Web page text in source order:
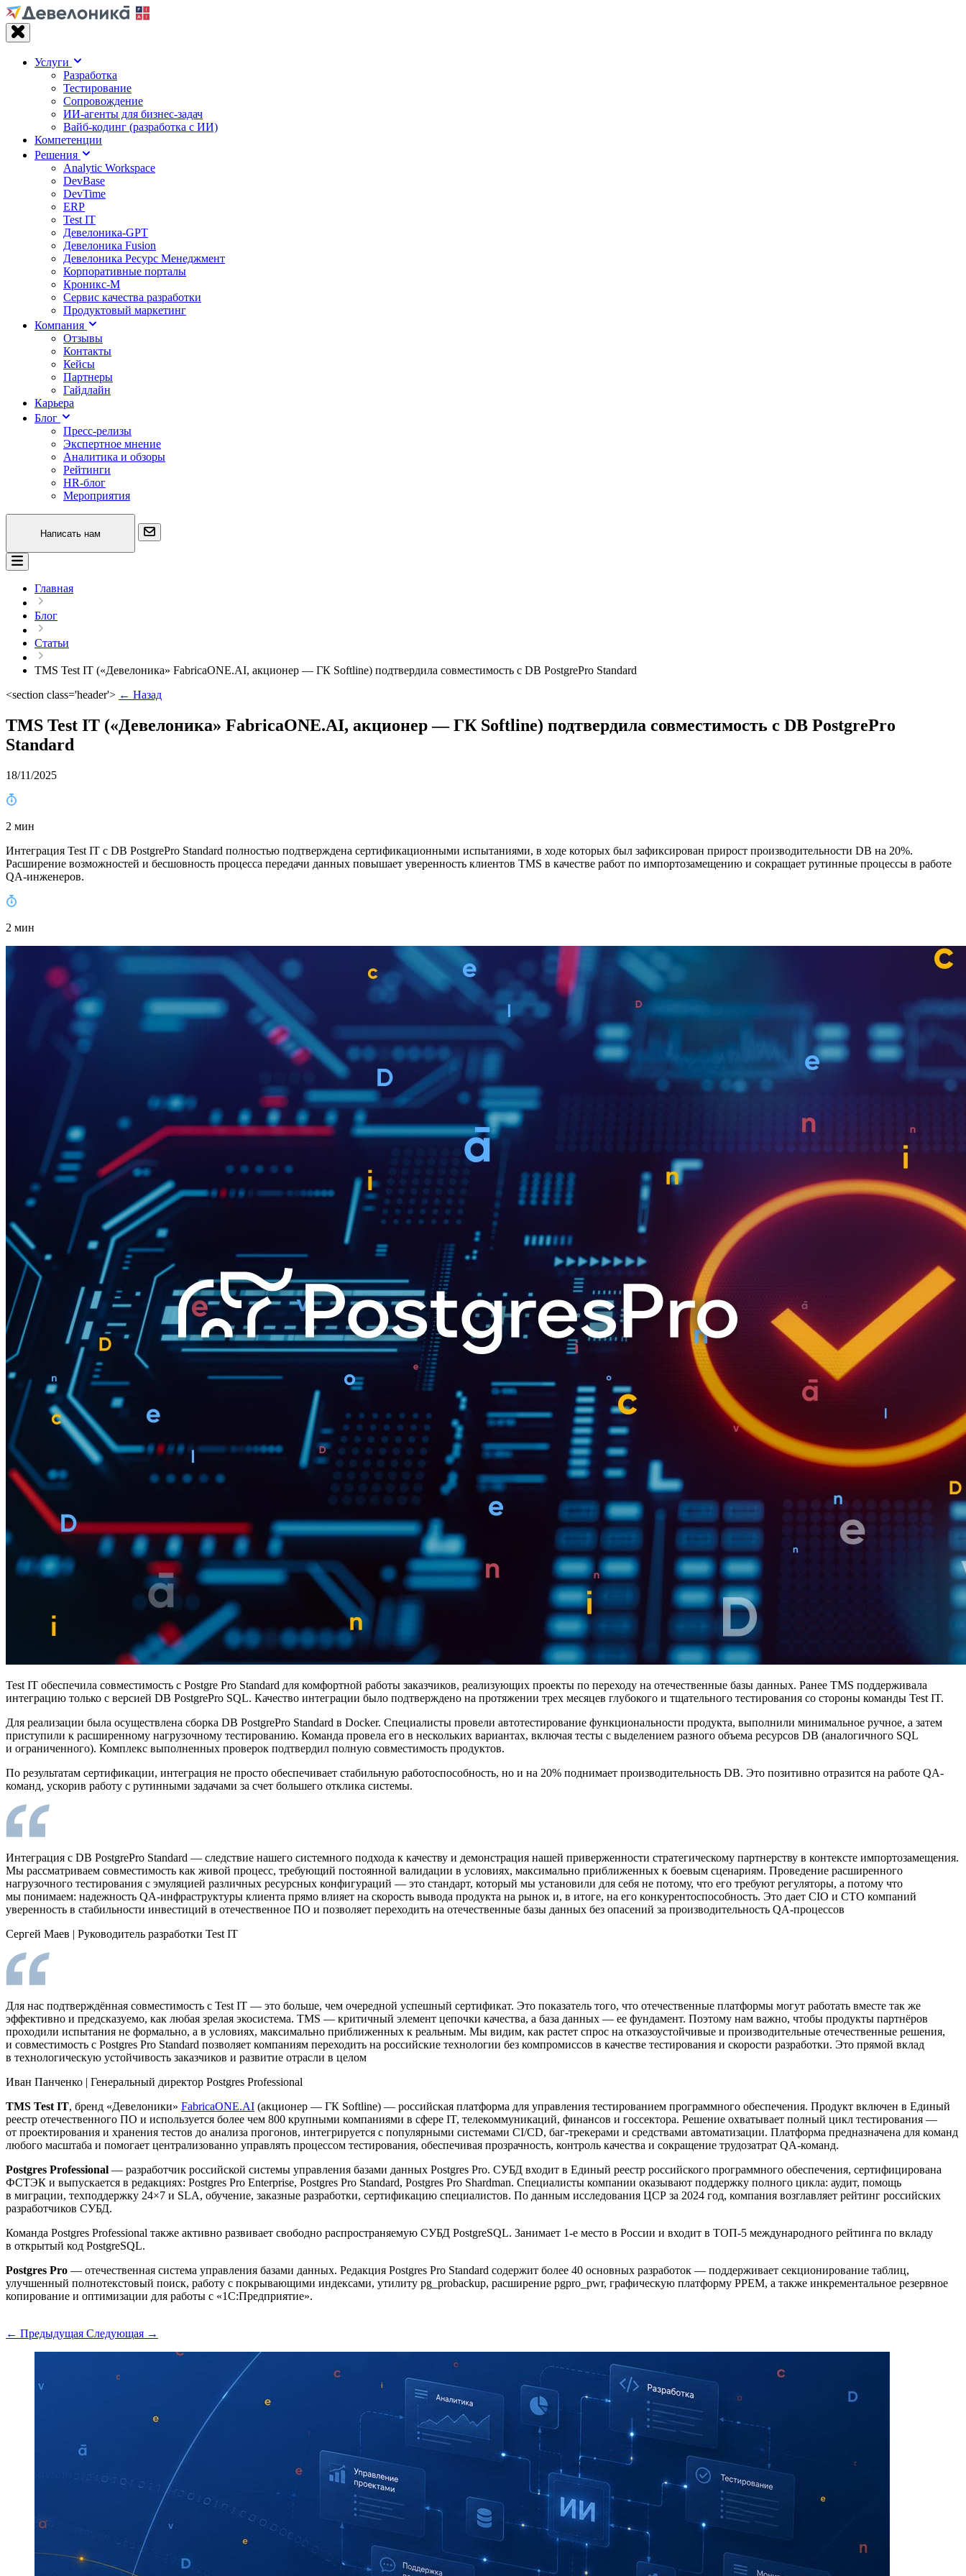
Услуги
Разработка
Тестирование
Сопровождение
ИИ-агенты для бизнес-задач
Вайб‑кодинг (разработка с ИИ)
Компетенции
Решения
Analytic Workspace
DevBase
DevTime
ERP
Test IT
Девелоника-GPT
Девелоника Fusion
Девелоника Ресурс Менеджмент
Корпоративные порталы
Кроникс-М
Сервис качества разработки
Продуктовый маркетинг
Компания
Отзывы
Контакты
Кейсы
Партнеры
Гайдлайн
Карьера
Блог
Пресс-релизы
Экспертное мнение
Аналитика и обзоры
Рейтинги
HR-блог
Мероприятия
Написать нам
Главная
Блог
Статьи
TMS Test IT («Девелоника» FabricaONE.AI, акционер — ГК Softline) подтвердила совместимость с DB PostgrePro Standard
<section class='header'> ← Назад
TMS Test IT («Девелоника» FabricaONE.AI, акционер — ГК Softline) подтвердила совместимость с DB PostgrePro
Standard
18/11/2025
2 мин
Интеграция Test IT с DB PostgrePro Standard полностью подтверждена сертификационными испытаниями, в ходе которых был зафиксирован прирост производительности DB на 20%.
Расширение возможностей и бесшовность процесса передачи данных повышает уверенность клиентов TMS в качестве работ по импортозамещению и сокращает рутинные процессы в работе
QA-инженеров.
2 мин
Test IT обеспечила совместимость с Postgre Pro Standard для комфортной работы заказчиков, реализующих проекты по переходу на отечественные базы данных. Ранее TMS поддерживала
интеграцию только с версией DB PostgrePro SQL. Качество интеграции было подтверждено на протяжении трех месяцев глубокого и тщательного тестирования со стороны команды Test IT.
Для реализации была осуществлена сборка DB PostgrePro Standard в Docker. Специалисты провели автотестирование функциональности продукта, выполнили минимальное ручное, а затем
приступили к расширенному нагрузочному тестированию. Команда провела его в нескольких вариантах, включая тесты с выделением разного объема ресурсов DB (аналогичного SQL
и ограниченного). Комплекс выполненных проверок подтвердил полную совместимость продуктов.
По результатам сертификации, интеграция не просто обеспечивает стабильную работоспособность, но и на 20% поднимает производительность DB. Это позитивно отразится на работе QA-
команд, ускорив работу с рутинными задачами за счет большего отклика системы.
Интеграция с DB PostgrePro Standard — следствие нашего системного подхода к качеству и демонстрация нашей приверженности стратегическому партнерству в контексте импортозамещения.
Мы рассматриваем совместимость как живой процесс, требующий постоянной валидации в условиях, максимально приближенных к боевым сценариям. Проведение расширенного
нагрузочного тестирования с эмуляцией различных ресурсных конфигураций — это стандарт, который мы установили для себя не потому, что его требуют регуляторы, а потому что
мы понимаем: надежность QA-инфраструктуры клиента прямо влияет на скорость вывода продукта на рынок и, в итоге, на его конкурентоспособность. Это дает CIO и CTO компаний
уверенность в стабильности инвестиций в отечественное ПО и позволяет переходить на отечественные базы данных без опасений за производительность QA-процессов
Сергей Маев | Руководитель разработки Test IT
Для нас подтверждённая совместимость с Test IT — это больше, чем очередной успешный сертификат. Это показатель того, что отечественные платформы могут работать вместе так же
эффективно и предсказуемо, как любая зрелая экосистема. TMS — критичный элемент цепочки качества, а база данных — ее фундамент. Поэтому нам важно, чтобы продукты партнёров
проходили испытания не формально, а в условиях, максимально приближенных к реальным. Мы видим, как растет спрос на отказоустойчивые и производительные отечественные решения,
и совместимость с Postgres Pro Standard позволяет компаниям переходить на российские технологии без компромиссов в качестве тестирования и скорости разработки. Это прямой вклад
в технологическую устойчивость заказчиков и развитие отрасли в целом
Иван Панченко | Генеральный директор Postgres Professional
TMS Test IT, бренд «Девелоники» FabricaONE.AI (акционер — ГК Softline) — российская платформа для управления тестированием программного обеспечения. Продукт включен в Единый
реестр отечественного ПО и используется более чем 800 крупными компаниями в сфере IT, телекоммуникаций, финансов и госсектора. Решение охватывает полный цикл тестирования —
от проектирования и хранения тестов до анализа прогонов, интегрируется с популярными системами CI/CD, баг-трекерами и средствами автоматизации. Платформа предназначена для команд
любого масштаба и помогает централизованно управлять процессом тестирования, обеспечивая прозрачность, контроль качества и сокращение трудозатрат QA-команд.
Postgres Professional — разработчик российской системы управления базами данных Postgres Pro. СУБД входит в Единый реестр российского программного обеспечения, сертифицирована
ФСТЭК и выпускается в редакциях: Postgres Pro Enterprise, Postgres Pro Standard, Postgres Pro Shardman. Специалисты компании оказывают поддержку полного цикла: аудит, помощь
в миграции, техподдержку 24×7 и SLA, обучение, заказные разработки, сертификацию специалистов. По данным исследования ЦСР за 2024 год, компания возглавляет рейтинг российских
разработчиков СУБД.
Команда Postgres Professional также активно развивает свободно распространяемую СУБД PostgreSQL. Занимает 1-е место в России и входит в ТОП-5 международного рейтинга по вкладу
в открытый код PostgreSQL.
Postgres Pro — отечественная система управления базами данных. Редакция Postgres Pro Standard содержит более 40 основных разработок — поддерживает секционирование таблиц,
улучшенный полнотекстовый поиск, работу с покрывающими индексами, утилиту pg_probackup, расширение pgpro_pwr, графическую платформу PPEM, а также инкрементальное резервное
копирование и оптимизации для работы с «1С:Предприятие».
← Предыдущая Следующая →